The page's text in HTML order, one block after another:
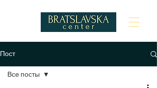
Пост
Все посты